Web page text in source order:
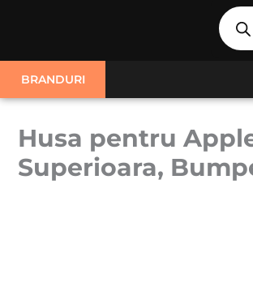
BRANDURI
Husa pentru
Superioara,